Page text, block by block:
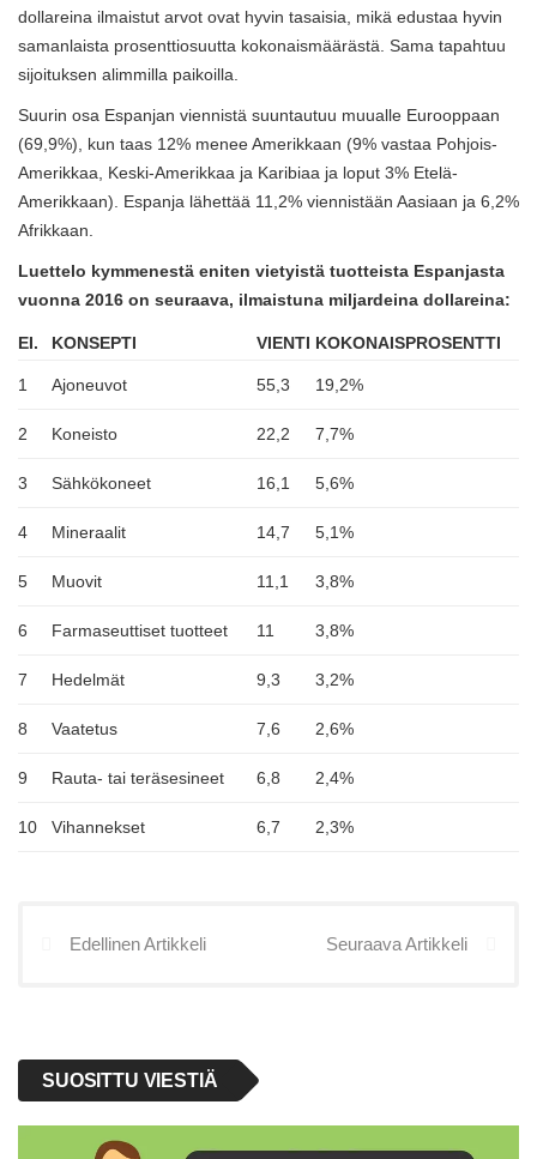
dollareina ilmaistut arvot ovat hyvin tasaisia, mikä edustaa hyvin
samanlaista prosenttiosuutta kokonaismäärästä. Sama tapahtuu
sijoituksen alimmilla paikoilla.
Suurin osa Espanjan viennistä suuntautuu muualle Eurooppaan
(69,9%), kun taas 12% menee Amerikkaan (9% vastaa Pohjois-
Amerikkaa, Keski-Amerikkaa ja Karibiaa ja loput 3% Etelä-
Amerikkaan). Espanja lähettää 11,2% viennistään Aasiaan ja 6,2%
Afrikkaan.
Luettelo kymmenestä eniten vietyistä tuotteista Espanjasta
vuonna 2016 on seuraava, ilmaistuna miljardeina dollareina:
EI. KONSEPTI VIENTI KOKONAISPROSENTTI
1 Ajoneuvot 55,3 19,2%
2 Koneisto 22,2 7,7%
3 Sähkökoneet 16,1 5,6%
4 Mineraalit 14,7 5,1%
5 Muovit 11,1 3,8%
6 Farmaseuttiset tuotteet 11 3,8%
7 Hedelmät 9,3 3,2%
8 Vaatetus 7,6 2,6%
9 Rauta- tai teräsesineet 6,8 2,4%
10 Vihannekset 6,7 2,3%
Edellinen Artikkeli Seuraava Artikkeli
SUOSITTU VIESTIÄ